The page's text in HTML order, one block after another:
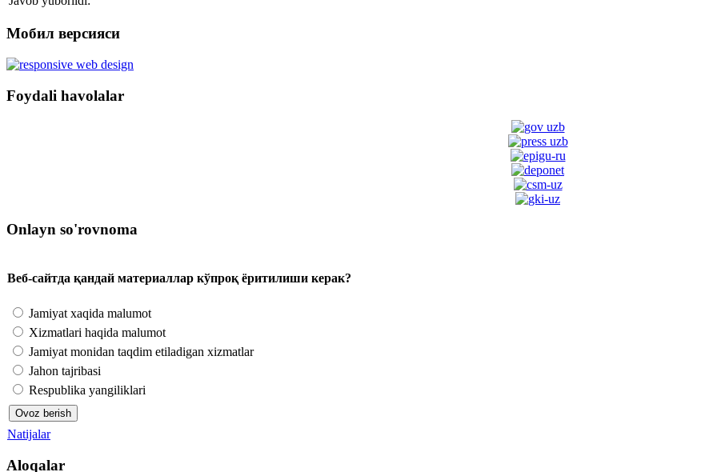
Мобил версияси
Foydali havolalar
Onlayn so'rovnoma
Веб-сайтда қандай материаллар кўпроқ ёритилиши керак?
Jamiyat xaqida malumot
Xizmatlari haqida malumot
Jamiyat monidan taqdim etiladigan xizmatlar
Jahon tajribasi
Respublika yangiliklari
Natijalar
Aloqalar